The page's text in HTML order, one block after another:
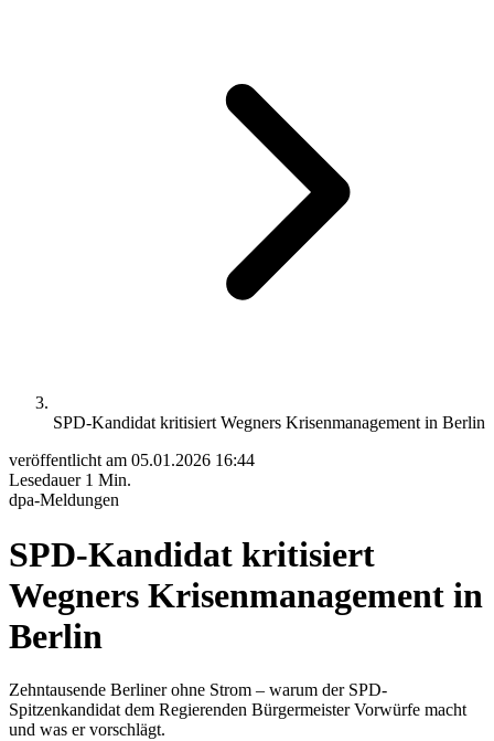
SPD-Kandidat kritisiert Wegners Krisenmanagement in Berlin
veröffentlicht am 05.01.2026 16:44
Lesedauer 1 Min.
dpa-Meldungen
SPD-Kandidat kritisiert
Wegners Krisenmanagement in
Berlin
Zehntausende Berliner ohne Strom – warum der SPD-
Spitzenkandidat dem Regierenden Bürgermeister Vorwürfe macht
und was er vorschlägt.